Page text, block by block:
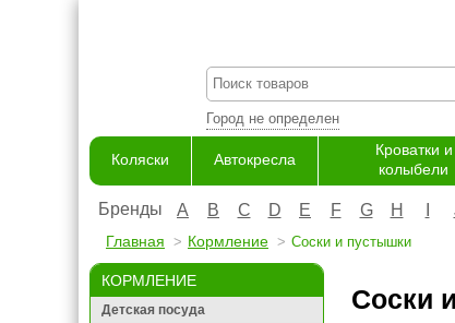
Город не определен
Коляски Автокресла
Кроватки и
колыбели
Бренды A B C D E F G H
Главная Кормление Соски и пустышки
КОРМЛЕНИЕ
Детская посуда
Соски